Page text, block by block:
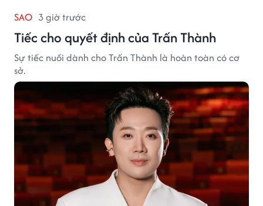
SAO 3 giờ trước
Tiếc cho quyết định của Trấn Thành
Sự tiếc nuối dành cho Trấn Thành là hoàn toàn có cơ
sở.